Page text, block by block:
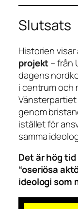
Slutsats
Historien
projekt– från
dagens
i centrum och
Vänsterpartiet
genom
istället för
samma
Det är hög
“oseriösa
ideologi som